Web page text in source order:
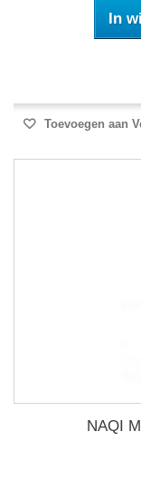
In
Toevoegen aan
NAQI